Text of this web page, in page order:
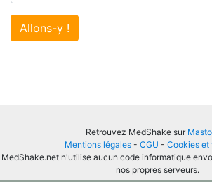
Allons-y !
Retrouvez MedShake sur
Mentions légales - CGU - Cookies et
MedShake.net n'utilise aucun code informatique
nos propres serveurs.